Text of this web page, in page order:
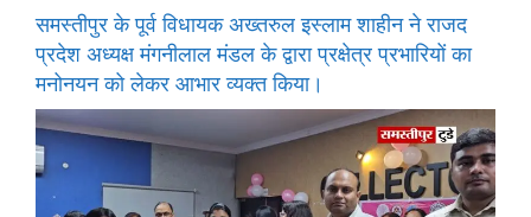
समस्तीपुर के पूर्व विधायक अख्तरुल इस्लाम शाहीन ने राजद
प्रदेश अध्यक्ष मंगनीलाल मंडल के द्वारा प्रक्षेत्र प्रभारियों का
मनोनयन को लेकर आभार व्यक्त किया।